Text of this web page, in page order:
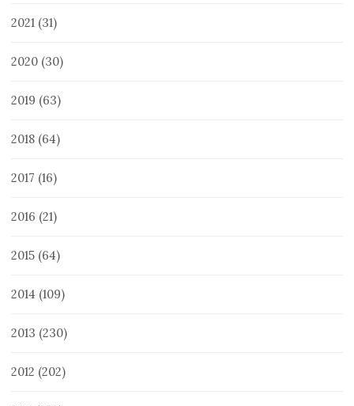
2021 (31)
2020 (30)
2019 (63)
2018 (64)
2017 (16)
2016 (21)
2015 (64)
2014 (109)
2013 (230)
2012 (202)